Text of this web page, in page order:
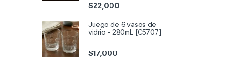
$22,000
Juego de 6 vasos de
vidrio - 280mL [C5707]
$17,000